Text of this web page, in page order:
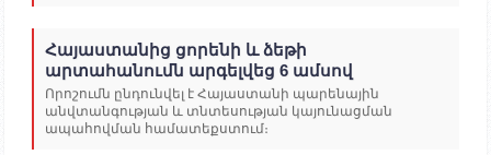
Հայաստանից ցորենի և ձեթի
արտահանումն արգելվեց 6 ամսով
Որոշումն ընդունվել է Հայաստանի պարենային
անվտանգության և տնտեսության կայունացման
ապահովման համատեքստում։